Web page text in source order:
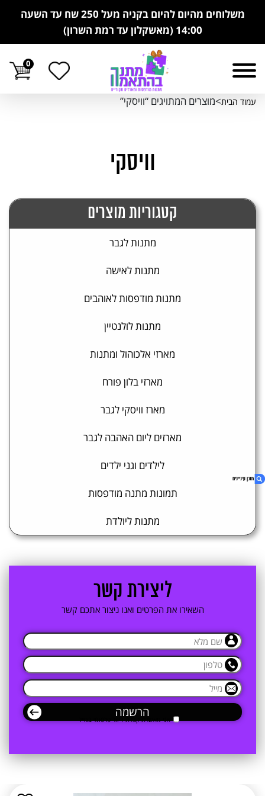
1. וויסקי
2. ליצירת קשר
משלוחים מהיום להיום בקניה מעל 250 שח עד השעה
14:00 (מאשקלון עד רמת השרון)
0
עמוד הבית>מוצרים המתויגים “וויסקי”
וויסקי
קטגוריות מוצרים
מתנות לגבר
מתנות לאישה
מתנות מודפסות לאוהבים
מתנות לולנטיין
מארזי אלכוהול ומתנות
מארזי בלון פורח
מארז וויסקי לגבר
מארזים ליום האהבה לגבר
לילדים וגני ילדים
תמונות מתנה מודפסות
מתנות ליולדת
ליצירת קשר
השאירו את הפרטים ואנו ניצור אתכם קשר
אני מאשרת קבלת דיוור פרסומי במייל